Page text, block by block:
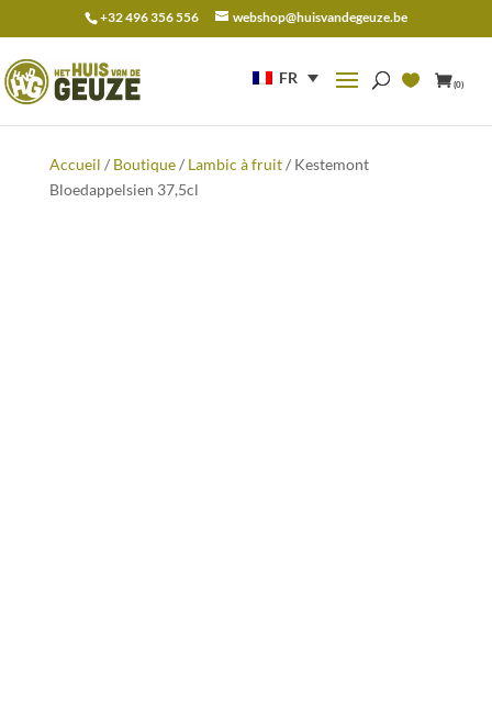
+32 496 356 556 webshop@huisvandegeuze.be
FR (0)
pour :
Accueil / Boutique/ Lambic à fruit/ Kestemont
Bloedappelsien 37,5cl